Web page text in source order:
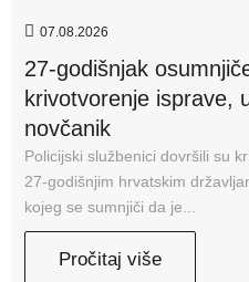
07.08.2026
27-godišnjak
krivotvorenje isprave,
novčanik
Policijski službenici dovršili su
27-godišnjim hrvatskim
kojeg se sumnjiči da je...
Pročitaj više